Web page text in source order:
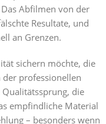
Abfilmen von der
Resultate, und
an Grenzen.
sichern möchte, die
professionellen
die
empfindliche Material
– besonders wenn